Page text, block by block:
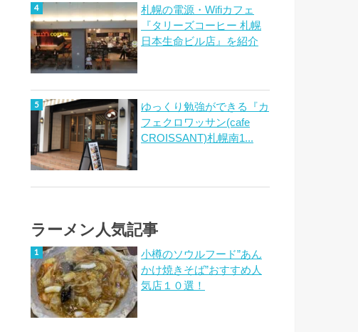
札幌の電源・Wifiカフェ
『タリーズコーヒー 札幌
日本生命ビル店』を紹介
ゆっくり勉強ができる『カ
フェクロワッサン(cafe
CROISSANT)札幌南1...
ラーメン人気記事
小樽のソウルフード”あん
かけ焼きそば”おすすめ人
気店１０選！